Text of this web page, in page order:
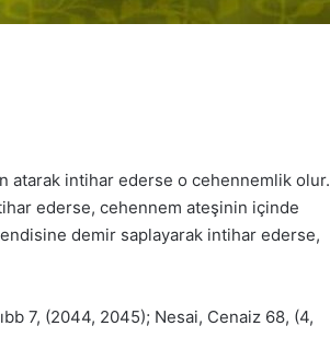
atarak intihar ederse o cehennemlik olur.
ederse, cehennem ateşinin içinde
demir saplayarak intihar ederse,
7, (2044, 2045); Nesai, Cenaiz 68, (4,